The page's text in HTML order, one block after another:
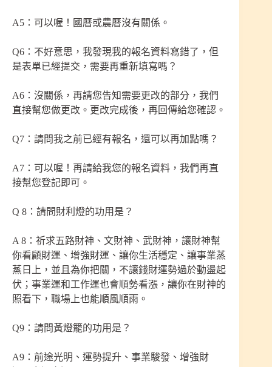
A5：可以喔！國曆或農曆沒有關係。
Q6：不好意思，我發現我的報名資料寫錯了，但
是表單已經提交，需要再重新填寫嗎？
A6：沒關係，再請您告知需要更改的部分，我們
直接幫您做更改。更改完成後，再回傳給您確認。
Q7：請問我之前已經有報名，還可以再加點嗎？
A7：可以喔！再請給我您的報名資料，我們再直
接幫您登記即可。
Q 8：請問財利燈的功用是？
A 8：祈求五路財神、文財神、武財神，讓財神幫
你看顧財運、增強財運、讓你生活穩定、讓事業蒸
蒸日上，並且為你把關，不讓錢財運勢過於動盪起
伏；事業運和工作運也會順勢看漲，讓你在財神的
照看下，職場上也能順風順雨。
Q9：請問黃燈籠的功用是？
A9：前途光明、運勢提升、事業駿發、增強財